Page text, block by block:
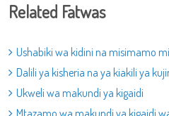
Related Fatwas
Ushabiki wa kidini na misimamo
Dalili ya kisheria na ya kiakili ya
Ukweli wa makundi ya kigaidi
Mtazamo wa makundi ya kigaidi